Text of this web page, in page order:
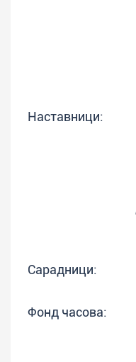
Наставници:
Сарадници:
Фонд часова: